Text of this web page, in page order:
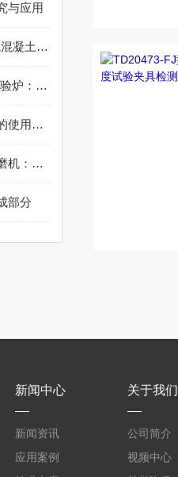
与应用
TD11969-3Z型蒸压加气混凝土板抗折试验机核心原理
TD9978-9型隔热效率试验炉：筑牢建筑安全防线
人造板落球冲击试验机的使用步骤介绍
水泥原料易磨性试验球磨机：破解粉体加工效率的 “研磨密码”
部分
新闻中心
新闻资讯
应用案例
关于我们
公司简介
视频中心